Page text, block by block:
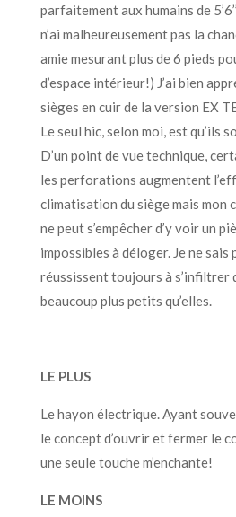
parfaitement aux humains de
n’ai malheureusement pas la
amie mesurant plus de 6 pieds
d’espace intérieur!) J’ai bien
sièges en cuir de la version EX
Le seul hic, selon moi, est qu’ils
D’un point de vue technique,
les perforations augmentent
climatisation du siège mais
ne peut s’empêcher d’y voir un
impossibles à déloger. Je ne sais
réussissent toujours à s’infiltrer
beaucoup plus petits qu’elles.
LE PLUS
Le hayon électrique. Ayant
le concept d’ouvrir et fermer le
une seule touche m’enchante!
LE MOINS